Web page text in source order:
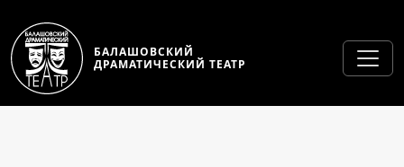
БАЛАШОВСКИЙ
ДРАМАТИЧЕСКИЙ ТЕАТР